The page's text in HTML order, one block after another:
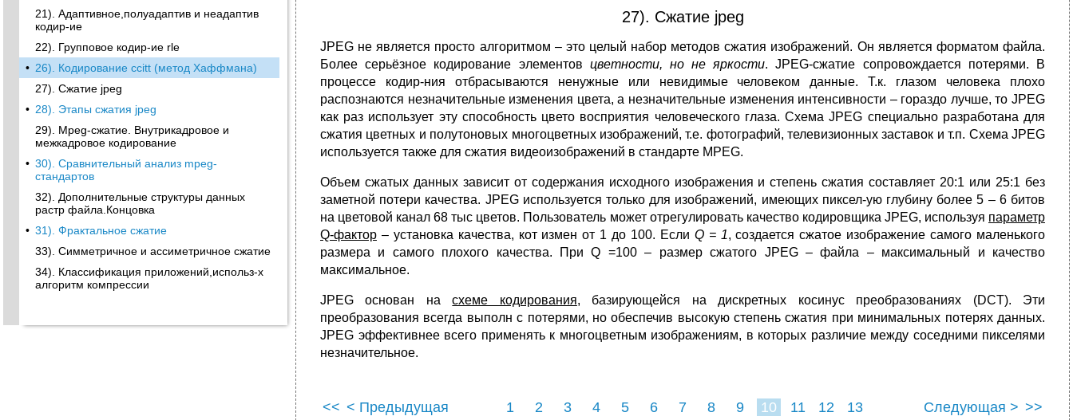
21). Адаптивное,полуадаптив и неадаптив
кодир-ие
22). Групповое кодир-ие rle
• 26). Кодирование ccitt (метод Хаффмана)
27). Сжатие jpeg
• 28). Этапы сжатия jpeg
29). Mpeg-сжатие. Внутрикадровое и
межкадровое кодирование
• 30). Сравнительный анализ mpeg-
стандартов
32). Дополнительные структуры данных
растр файла.Концовка
• 31). Фрактальное сжатие
33). Симметричное и ассиметричное сжатие
34). Классификация приложений,использ-х
алгоритм компрессии
27). Сжатие jpeg
JPEG не является просто алгоритмом – это целый набор методов сжатия изображений. Он является форматом файла.
Более серьёзное кодирование элементов цветности, но не яркости. JPEG-сжатие сопровождается потерями. В
процессе кодир-ния отбрасываются ненужные или невидимые человеком данные. Т.к. глазом человека плохо
распознаются незначительные изменения цвета, а незначительные изменения интенсивности – гораздо лучше, то JPEG
как раз использует эту способность цвето восприятия человеческого глаза. Схема JPEG специально разработана для
сжатия цветных и полутоновых многоцветных изображений, т.е. фотографий, телевизионных заставок и т.п. Схема JPEG
используется также для сжатия видеоизображений в стандарте MPEG.
Объем сжатых данных зависит от содержания исходного изображения и степень сжатия составляет 20:1 или 25:1 без
заметной потери качества. JPEG используется только для изображений, имеющих пиксел-ую глубину более 5 – 6 битов
на цветовой канал 68 тыс цветов. Пользователь может отрегулировать качество кодировщика JPEG, используя параметр
Q-фактор – установка качества, кот измен от 1 до 100. Если Q= 1, создается сжатое изображение самого маленького
размера и самого плохого качества. При Q =100 – размер сжатого JPEG – файла – максимальный и качество
максимальное.
JPEG основан насхеме кодирования, базирующейся на дискретных косинус преобразованиях (DCT). Эти
преобразования всегда выполн с потерями, но обеспечив высокую степень сжатия при минимальных потерях данных.
JPEG эффективнее всего применять к многоцветным изображениям, в которых различие между соседними пикселями
незначительное.
<< < Предыдущая 1 2 3 4 5 6 7 8 9 10 11 12 13 Следующая > >>